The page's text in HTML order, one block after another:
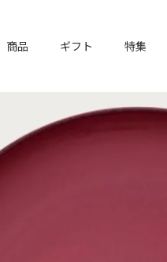
商品 ギフト 特集